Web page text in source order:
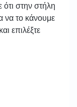
στην στήλη
να το κάνουμε
και επιλέξτε